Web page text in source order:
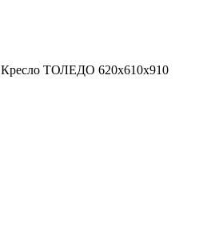
Кресло ТОЛЕДО 620x610x910